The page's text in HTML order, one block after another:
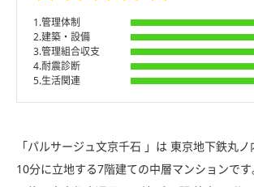
1.管理体制
2.建築・設備
3.管理組合収支
4.耐震診断
5.生活関連
「パルサージュ文京千石 」は 東京地下鉄丸
10分に立地する7階建ての中層マンションで